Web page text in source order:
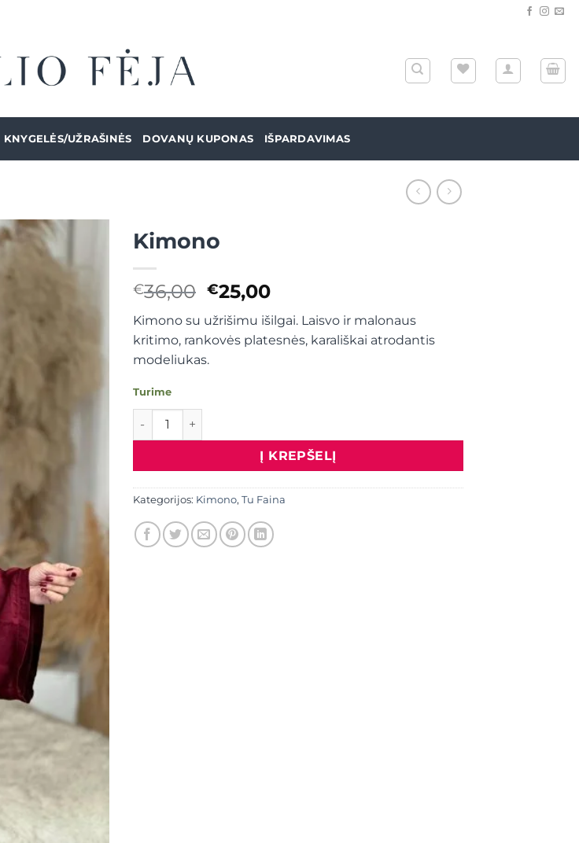
KNYGELĖS/UŽRAŠINĖS DOVANŲ KUPONAS IŠPARDAVIMAS
Mėgstamiausias
Kimono
€36,00 Original
price
was:
€36,00.
€25,00Current
price
is:
€25,00.
Kimono su užrišimu išilgai. Laisvo ir malonaus
kritimo, rankovės platesnės, karališkai atrodantis
modeliukas.
Turime
produkto kiekis: Kimono
Į KREPŠELĮ
Kategorijos: Kimono, Tu Faina